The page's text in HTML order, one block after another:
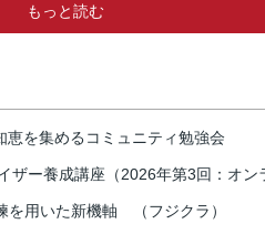
もっと読む
恵を集めるコミュニティ勉強会
ザー養成講座（2026年第3回：オン
を用いた新機軸 （フジクラ）